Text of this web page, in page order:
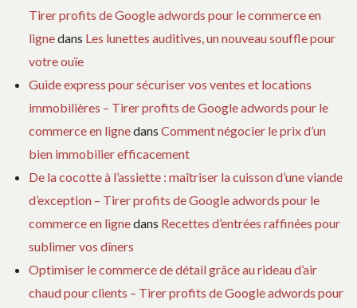
Tirer profits de Google adwords pour le commerce en
lignedans Les lunettes auditives, un nouveau souffle pour
votre ouïe
Guide express pour sécuriser vos ventes et locations
immobilières – Tirer profits de Google adwords pour le
commerce en lignedans Comment négocier le prix d’un
bien immobilier efficacement
De la cocotte à l’assiette : maîtriser la cuisson d’une viande
d’exception – Tirer profits de Google adwords pour le
commerce en lignedans Recettes d’entrées raffinées pour
sublimer vos dîners
Optimiser le commerce de détail grâce au rideau d’air
chaud pour clients – Tirer profits de Google adwords pour